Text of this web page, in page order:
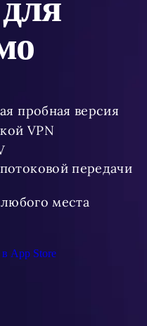
пробная версия
VPN
передачи
места